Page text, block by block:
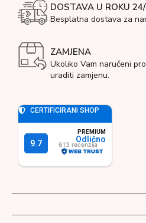
DOSTAVA U ROKU
Besplatna dostava za
ZAMJENA
Ukoliko Vam naručeni
uraditi zamjenu.